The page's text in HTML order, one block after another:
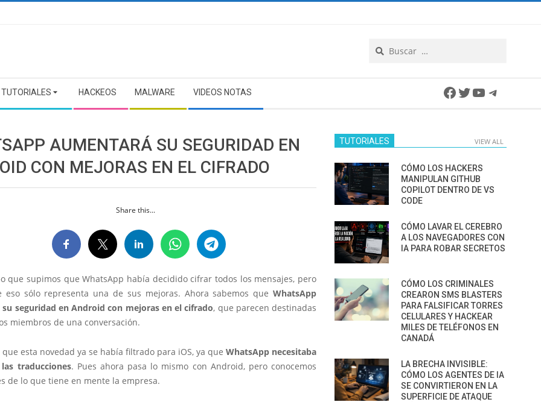
TUTORIALES HACKEOS MALWARE VIDEOS NOTAS Facebook
Twitter
YouTube
AUMENTARÁ SU SEGURIDAD EN
CON MEJORAS EN EL CIFRADO
Share this...
que supimos que WhatsApp había decidido cifrar todos los mensajes, pero
eso sólo representa una de sus mejoras. Ahora sabemos que WhatsApp
seguridad en Android con mejoras en el cifrado, que parecen destinadas
miembros de una conversación.
que esta novedad ya se había filtrado para iOS, ya que WhatsApp necesitaba
traducciones. Pues ahora pasa lo mismo con Android, pero conocemos
de lo que tiene en mente la empresa.
TUTORIALES VIEW ALL
CÓMO LOS HACKERS
MANIPULAN GITHUB
COPILOT DENTRO DE VS
CODE
CÓMO LAVAR EL CEREBRO
A LOS NAVEGADORES CON
IA PARA ROBAR SECRETOS
CÓMO LOS CRIMINALES
CREARON SMS BLASTERS
PARA FALSIFICAR TORRES
CELULARES Y HACKEAR
MILES DE TELÉFONOS EN
CANADÁ
LA BRECHA INVISIBLE:
CÓMO LOS AGENTES DE IA
SE CONVIRTIERON EN LA
SUPERFICIE DE ATAQUE